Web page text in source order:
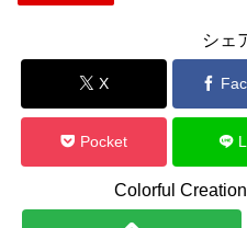
シェ
X
Pocket
Colorful